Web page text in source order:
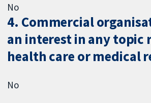
No
4. Commercial
an interest in any topic
health care or medical
No